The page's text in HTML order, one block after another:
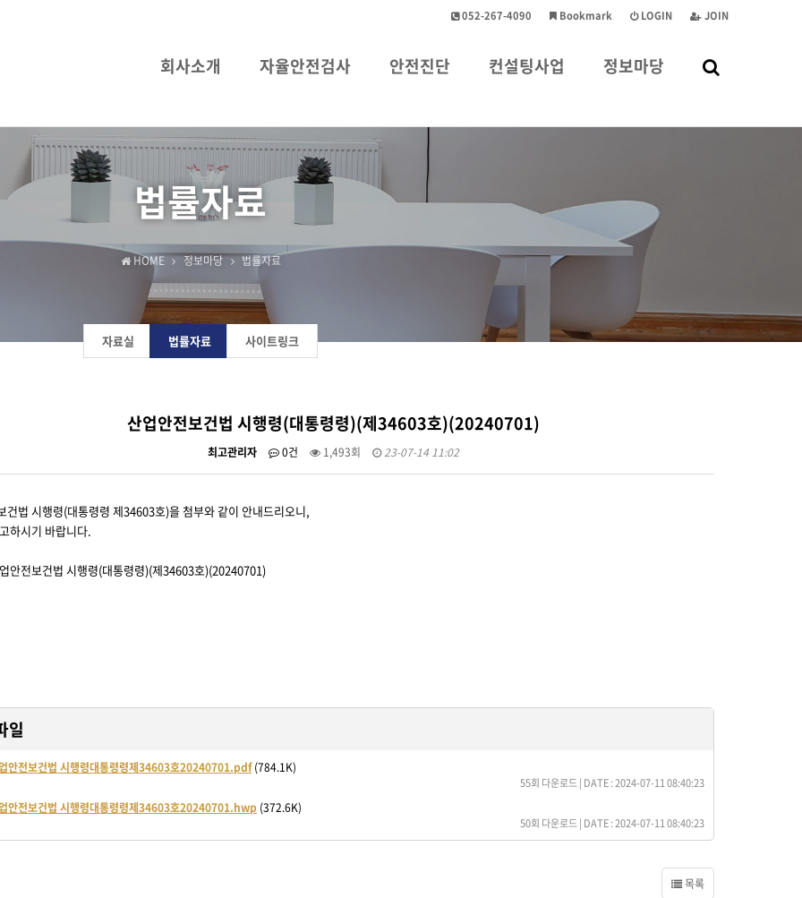
JOIN
LOGIN
Bookmark
052-267-4090
회사소개 자율안전검사 안전진단 컨설팅사업 정보마당
법률자료
HOME 정보마당 법률자료
자료실 법률자료 사이트링크
산업안전보건법 시행령(대통령령)(제34603호)(20240701)
최고관리자 0건 1,493회 23-07-14 11:02
건법 시행령(대통령령 제34603호)을 첨부와 같이 안내드리오니,
하시기 바랍니다.
안전보건법 시행령(대통령령)(제34603호)(20240701)
일
안전보건법 시행령대통령령제34603호20240701.pdf(784.1K)
55회 다운로드 | DATE : 2024-07-11 08:40:23
안전보건법 시행령대통령령제34603호20240701.hwp (372.6K)
50회 다운로드 | DATE : 2024-07-11 08:40:23
목록